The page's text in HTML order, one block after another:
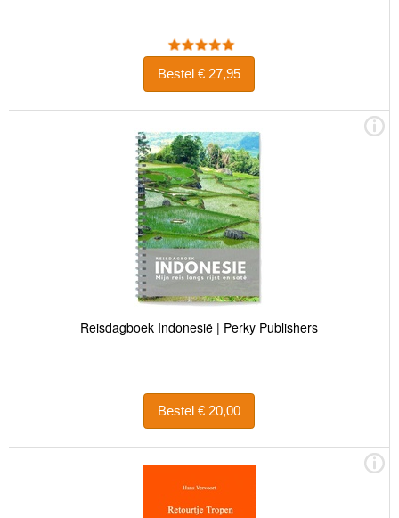
Bestel € 27,95
Reisdagboek Indonesië | Perky Publishers
Bestel € 20,00